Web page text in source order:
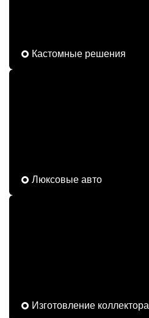
Кастомные решения
Люксовые авто
Изготовление коллектора